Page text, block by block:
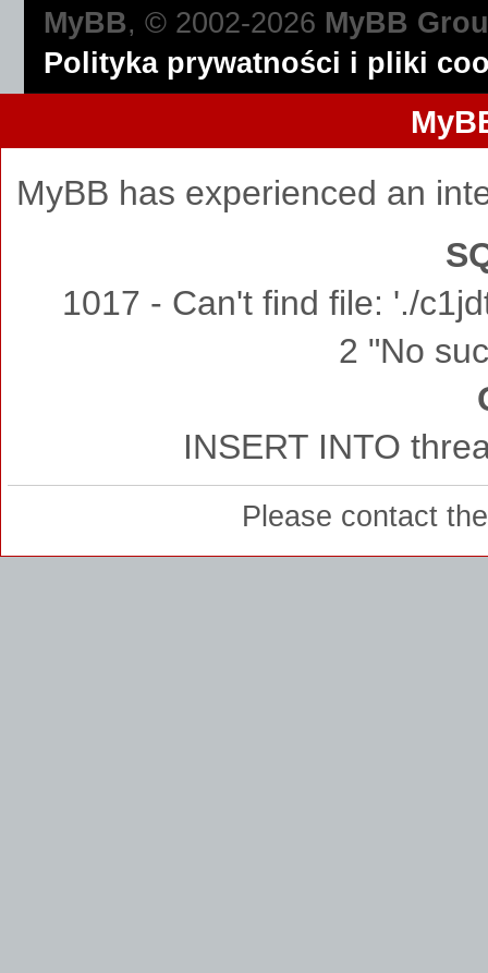
MyBB, © 2002-2026 MyBB
Polityka prywatności i pliki
MyBB has experienced an
1017 - Can't find file: './
2 "No
INSERT INTO
Please contact